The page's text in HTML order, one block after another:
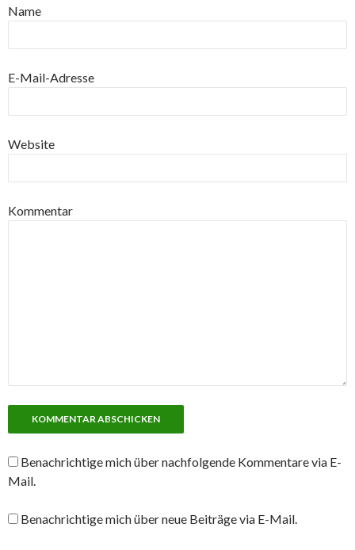
Name
E-Mail-Adresse
Website
Kommentar
Benachrichtige mich über nachfolgende Kommentare via E-
Mail.
Benachrichtige mich über neue Beiträge via E-Mail.